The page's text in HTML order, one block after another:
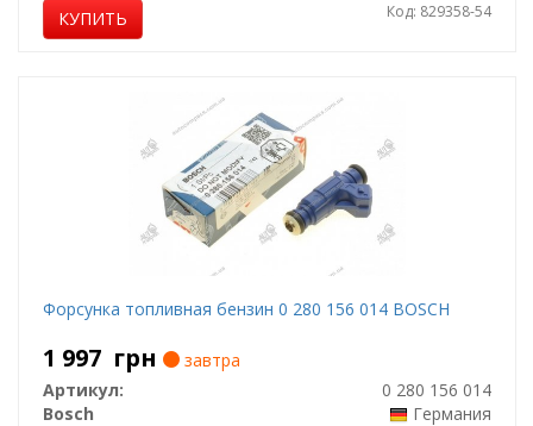
КУПИТЬ Код: 829358-54
Форсунка топливная бензин 0 280 156 014 BOSCH
1 997 грн
завтра
Артикул:
0 280 156 014
Bosch
Германия